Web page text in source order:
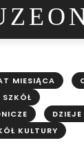
MIESIĄCA
SZKÓŁ
DZIEJE
KULTURY